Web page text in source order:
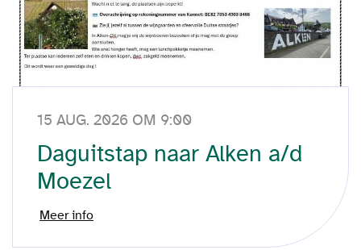
15 AUG. 2026 OM 9:00
Daguitstap naar Alken a/d
Moezel
Meer info